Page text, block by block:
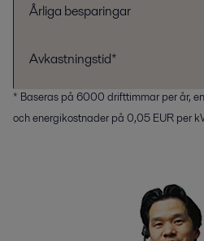
Årliga besparingar
Avkastningstid*
* Baseras på 6000 drifttimmar per år,
och energikostnader på 0,05 EUR per